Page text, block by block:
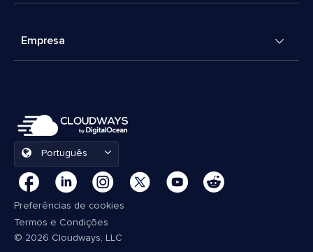
Empresa
Português
Preferências de cookies
Termos e Condições
© 2026 Cloudways, LLC